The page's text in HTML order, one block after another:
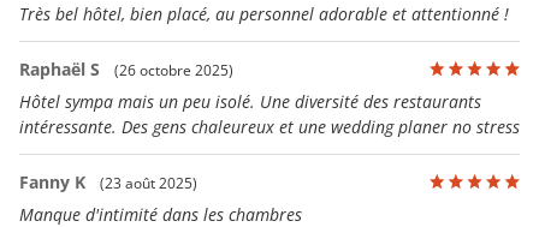
Très bel hôtel, bien placé, au personnel adorable et attentionné !
Raphaël S (26 octobre 2025)
Hôtel sympa mais un peu isolé. Une diversité des restaurants
intéressante. Des gens chaleureux et une wedding planer no stress
Fanny K (23 août 2025)
Manque d'intimité dans les chambres